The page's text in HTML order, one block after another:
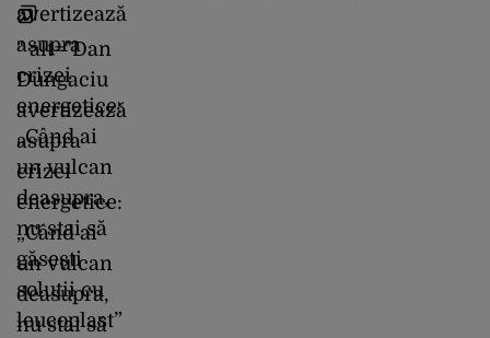
" alt="Dan
Dungaciu
avertizează
asupra
crizei
energetice:
„Când ai
un vulcan
deasupra,
nu stai să